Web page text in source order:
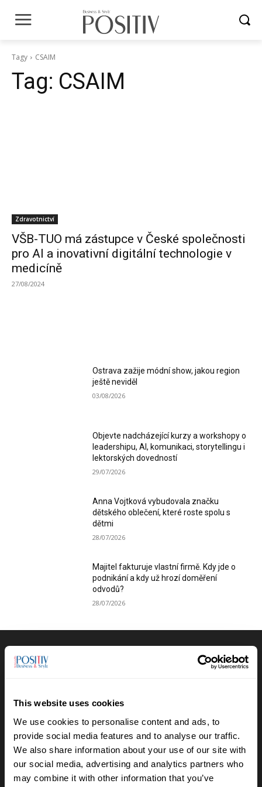
This website uses cookies
We use cookies to personalise content and ads, to
provide social media features and to analyse our traffic.
We also share information about your use of our site with
our social media, advertising and analytics partners who
may combine it with other information that you’ve
Tagy CSAIM
Tag: CSAIM
Zdravotnictví
VŠB-TUO má zástupce v České společnosti
pro AI a inovativní digitální technologie v
medicíně
27/08/2024
Ostrava zažije módní show, jakou region
ještě neviděl
03/08/2026
Objevte nadcházející kurzy a workshopy o
leadershipu, AI, komunikaci, storytellingu i
lektorských dovedností
29/07/2026
Anna Vojtková vybudovala značku
dětského oblečení, které roste spolu s
dětmi
28/07/2026
Majitel fakturuje vlastní firmě. Kdy jde o
podnikání a kdy už hrozí doměření
odvodů?
28/07/2026
Výběr redakce
dětského oblečení, které roste spolu s
dětmi
28/07/2026
Lucie Romanovská buduje v Beskydech
sad pro samosběr
16/07/2026